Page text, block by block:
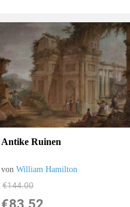
Antike Ruinen
vonWilliam Hamilton
€144.00